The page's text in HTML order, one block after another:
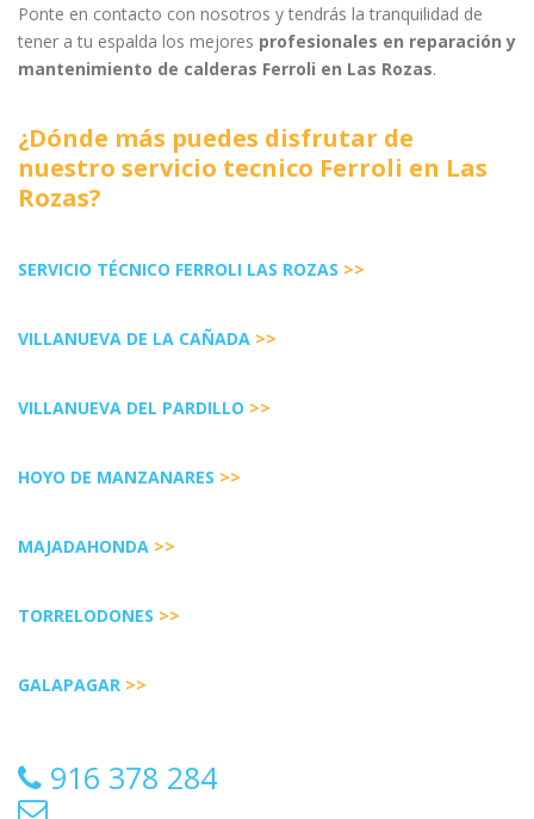
Ponte en contacto con nosotros y tendrás la tranquilidad de
tener a tu espalda los mejores profesionales en reparación y
mantenimiento de calderas Ferroli en Las Rozas.
¿Dónde más puedes disfrutar de
nuestro servicio tecnico Ferroli en Las
Rozas?
SERVICIO TÉCNICO FERROLI LAS ROZAS >>
VILLANUEVA DE LA CAÑADA >>
VILLANUEVA DEL PARDILLO >>
HOYO DE MANZANARES >>
MAJADAHONDA >>
TORRELODONES >>
GALAPAGAR >>
916 378 284